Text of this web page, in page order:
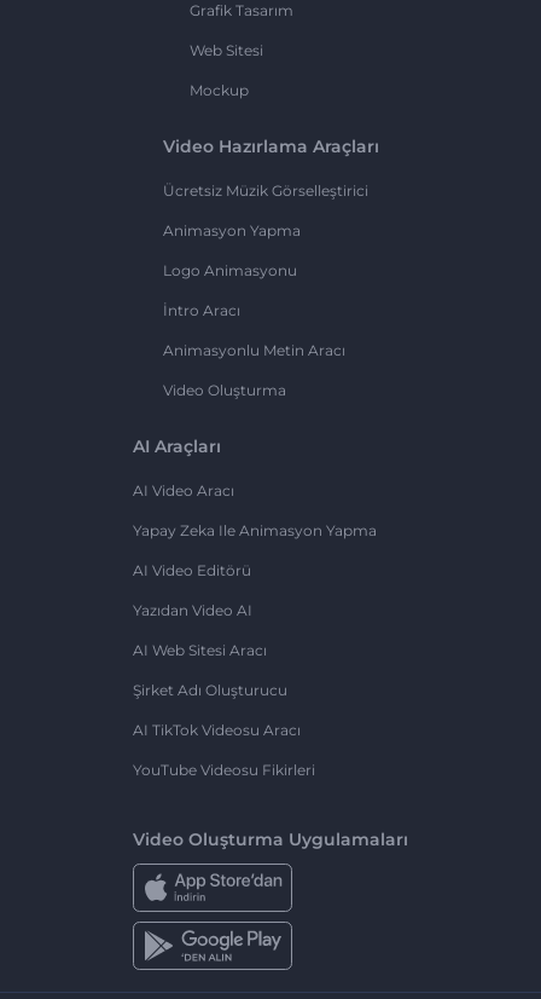
Grafik Tasarım
Web Sitesi
Mockup
Video Hazırlama Araçları
Ücretsiz Müzik Görselleştirici
Animasyon Yapma
Logo Animasyonu
İntro Aracı
Animasyonlu Metin Aracı
Video Oluşturma
AI Araçları
AI Video Aracı
Yapay Zeka Ile Animasyon Yapma
AI Video Editörü
Yazıdan Video AI
AI Web Sitesi Aracı
Şirket Adı Oluşturucu
AI TikTok Videosu Aracı
YouTube Videosu Fikirleri
Video Oluşturma Uygulamaları